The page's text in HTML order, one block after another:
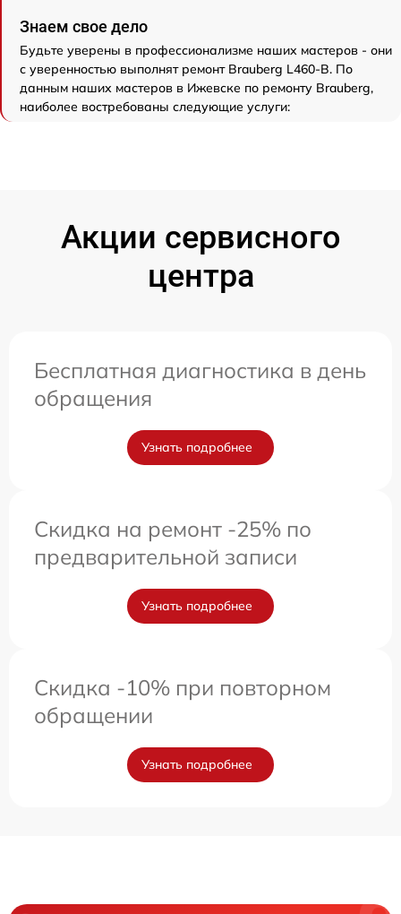
Знаем свое дело
Будьте уверены в профессионализме наших мастеров - они
с уверенностью выполнят ремонт Brauberg L460-B. По
данным наших мастеров в Ижевске по ремонту Brauberg,
наиболее востребованы следующие услуги:
Акции сервисного
центра
Бесплатная диагностика в день
обращения
Узнать подробнее
Скидка на ремонт -25% по
предварительной записи
Узнать подробнее
Скидка -10% при повторном
обращении
Узнать подробнее